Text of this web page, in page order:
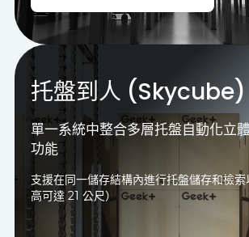
托盤到人 (Skycube)
單一系統中整合多層托盤自動化立
功能
支援在同一儲存結構內進行托盤儲存和檢
高可達 21 公尺）